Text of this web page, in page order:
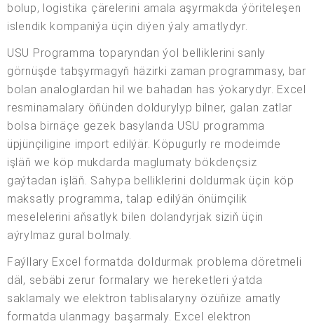
bolup, logistika çärelerini amala aşyrmakda ýöriteleşen
islendik kompaniýa üçin diýen ýaly amatlydyr.
USU Programma toparyndan ýol belliklerini sanly
görnüşde tabşyrmagyň häzirki zaman programmasy, bar
bolan analoglardan hil we bahadan has ýokarydyr. Excel
resminamalary öňünden doldurylyp bilner, galan zatlar
bolsa birnäçe gezek basylanda USU programma
üpjünçiligine import edilýär. Köpugurly re modeimde
işläň we köp mukdarda maglumaty bökdençsiz
gaýtadan işläň. Sahypa belliklerini doldurmak üçin köp
maksatly programma, talap edilýän önümçilik
meselelerini aňsatlyk bilen dolandyrjak siziň üçin
aýrylmaz gural bolmaly.
Faýllary Excel formatda doldurmak problema döretmeli
däl, sebäbi zerur formalary we hereketleri ýatda
saklamaly we elektron tablisalaryny özüňize amatly
formatda ulanmagy başarmaly. Excel elektron